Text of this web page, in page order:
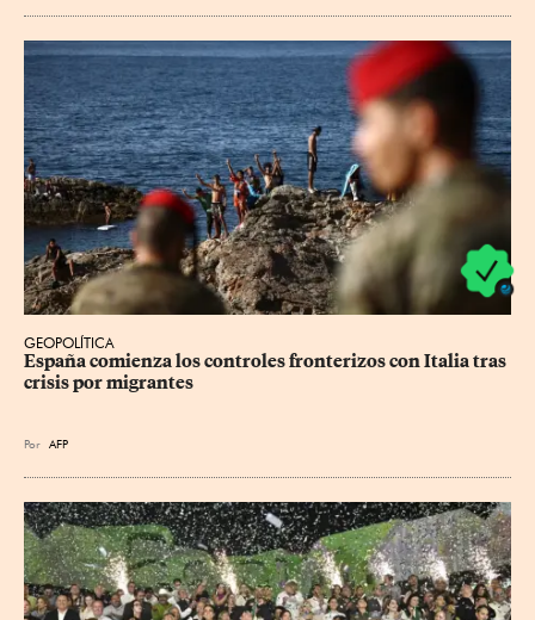
GEOPOLÍTICA
España comienza los controles fronterizos con Italia tras
crisis por migrantes
Por AFP